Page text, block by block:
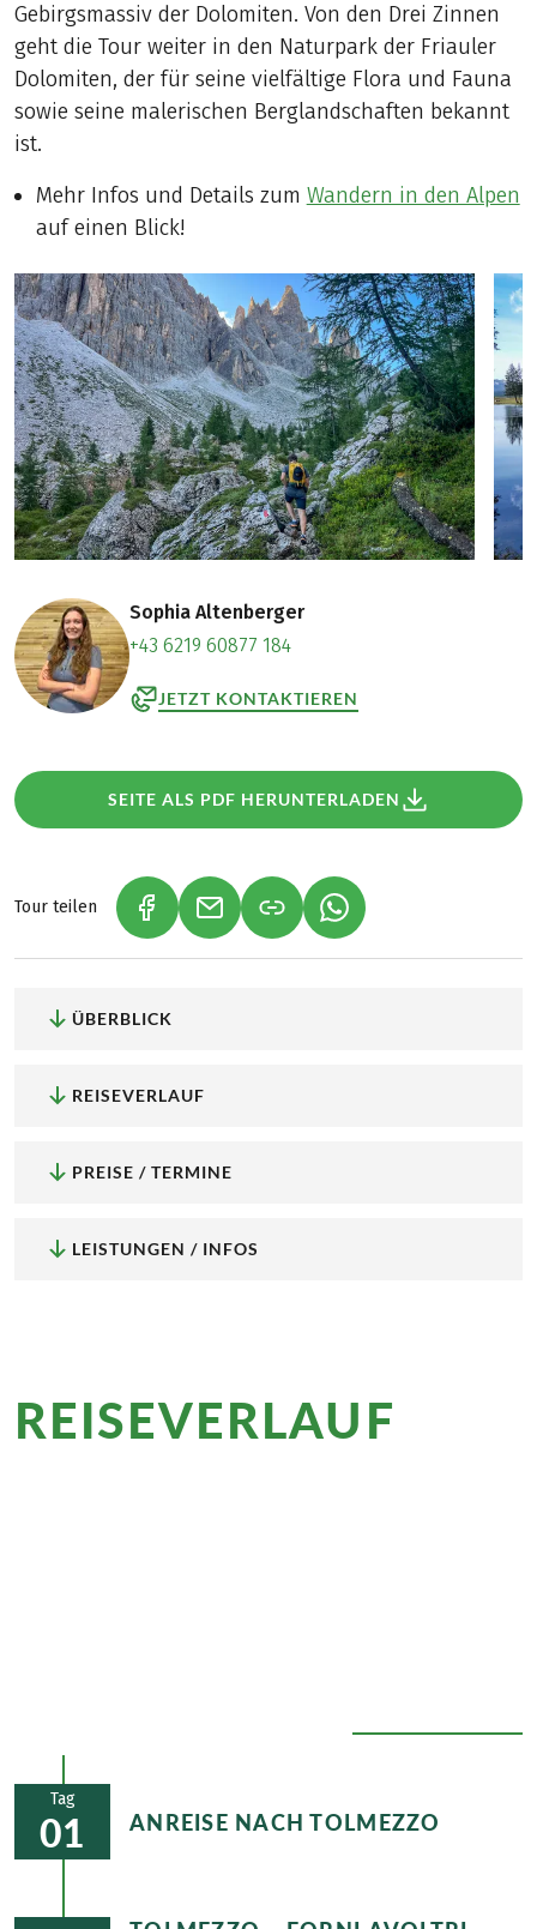
Gebirgsmassiv der Dolomiten. Von den Drei Zinnen
geht die Tour weiter in den Naturpark der Friauler
Dolomiten, der für seine vielfältige Flora und Fauna
sowie seine malerischen Berglandschaften bekannt
ist.
Mehr Infos und Details zum Wandern in den Alpen
auf einen Blick!
Sophia Altenberger
+43 6219 60877 184
JETZT KONTAKTIEREN
SEITE ALS PDF HERUNTERLADEN
Tour teilen (LINK ÖFFNET IN NEUEM TAB)
(LINK ÖFFNET IN NEUEM TAB)
(LINK ÖFFNET IN
ÜBERBLICK
REISEVERLAUF
PREISE / TERMINE
LEISTUNGEN / INFOS
REISEVERLAUF
Tag
01 ANREISE NACH TOLMEZZO